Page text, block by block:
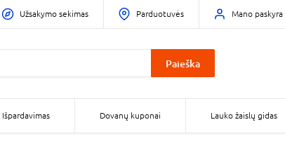
Užsakymo sekimas Parduotuvės Mano paskyra
Paieška
Išpardavimas Dovanų kuponai Lauko žaislų gidas